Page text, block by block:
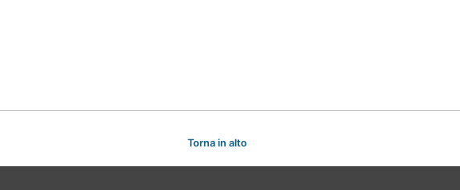
Torna in alto